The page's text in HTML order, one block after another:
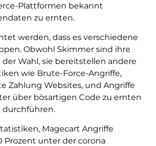
Plattformen bekannt
zu ernten.
werden, dass es verschiedene
Obwohl Skimmer sind ihre
der Wahl, sie bereitstellen andere
wie Brute-Force-Angriffe,
Zahlung Websites, und Angriffe
über bösartigen Code zu ernten
Magecart Angriffe
Prozent unter der corona